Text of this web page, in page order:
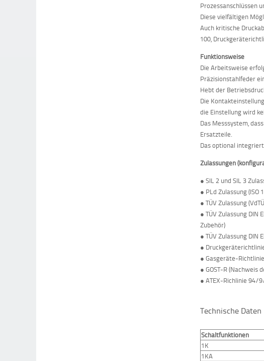
Prozessanschlüssen
Diese vielfältigen
Auch kritische
100,
Funktionsweise
Die Arbeitsweise
Präzisionstahlfeder
Hebt der
Die
die Einstellung wird
Das Messsystem,
Ersatzteile.
Das optional
Zulassungen
● SIL 2 und SIL 3
● PLd Zulassung (ISO
● TÜV Zulassung
● TÜV Zulassung
Zubehör)
● TÜV Zulassung
●
● Gasgeräte-
● GOST-R
● ATEX-Richlinie 94/
Technische Daten
Schaltfunktionen
1K
1KA